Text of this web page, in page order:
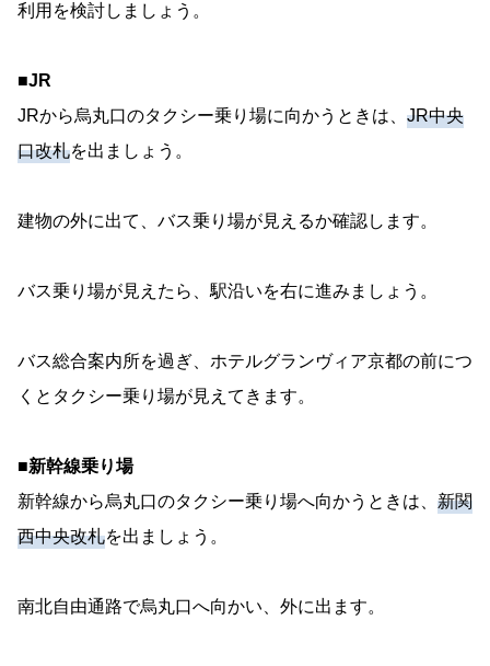
利用を検討しましょう。
■JR
JRから烏丸口のタクシー乗り場に向かうときは、 JR中央
口改札を出ましょう。
建物の外に出て、バス乗り場が見えるか確認します。
バス乗り場が見えたら、駅沿いを右に進みましょう。
バス総合案内所を過ぎ、ホテルグランヴィア京都の前につ
くとタクシー乗り場が見えてきます。
■新幹線乗り場
新幹線から烏丸口のタクシー乗り場へ向かうときは、 新関
西中央改札を出ましょう。
南北自由通路で烏丸口へ向かい、外に出ます。